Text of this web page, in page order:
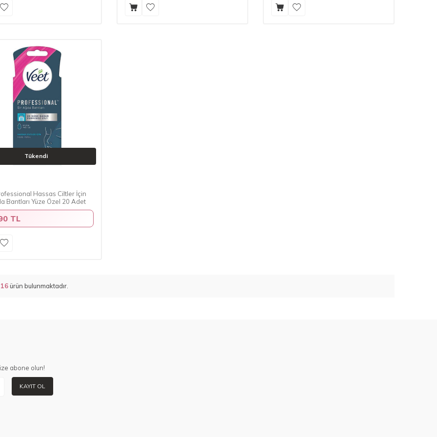
Tükendi
Hassas Ciltler İçin
Bantları Yüze Özel 20 Adet
TL
16ürün bulunmaktadır.
abone olun!
KAYIT OL